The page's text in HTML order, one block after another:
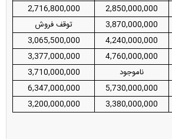
2,850,000,000
2,716,800,000
3,870,000,000
توقف فروش
4,240,000,000
3,065,500,000
4,760,000,000
3,377,000,000
ناموجود
3,710,000,000
5,730,000,000
6,347,000,000
3,380,000,000
3,200,000,000